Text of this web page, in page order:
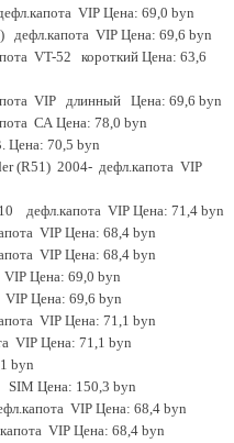
VIP Цена: 69,0 byn
дефл.капота VIP Цена: 69,6 byn
VT-52 короткий Цена: 63,6
VIP длинный Цена: 69,6 byn
СА Цена: 78,0 byn
Цена: 70,5 byn
(R51) 2004- дефл.капота VIP
дефл.капота VIP Цена: 71,4 byn
VIP Цена: 68,4 byn
VIP Цена: 68,4 byn
Цена: 69,0 byn
VIP Цена: 69,6 byn
VIP Цена: 71,1 byn
VIP Цена: 71,1 byn
byn
Цена: 150,3 byn
VIP Цена: 68,4 byn
VIP Цена: 68,4 byn